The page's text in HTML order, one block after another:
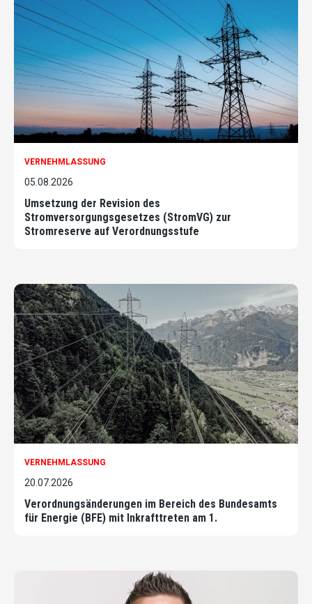
VERNEHMLASSUNG
05.08.2026
Umsetzung der Revision des
Stromversorgungsgesetzes (StromVG) zur
Stromreserve auf Verordnungsstufe
VERNEHMLASSUNG
20.07.2026
Verordnungsänderungen im Bereich des Bundesamts
für Energie (BFE) mit Inkrafttreten am 1.